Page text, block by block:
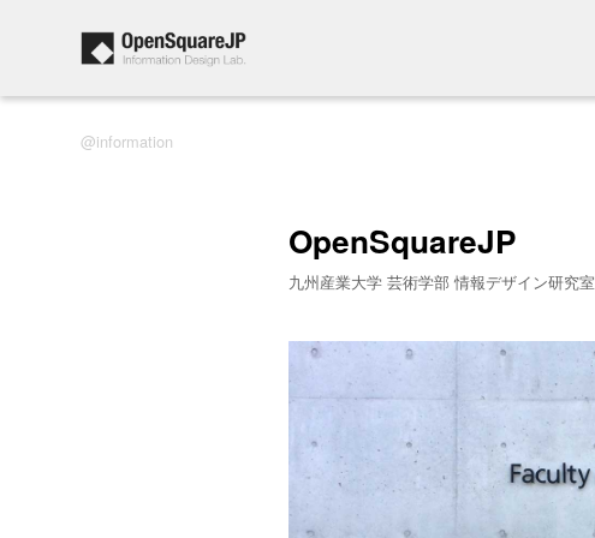
information
OpenSquareJP
九州産業大学 芸術学部 情報デザイン研究室